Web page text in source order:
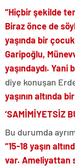
“Hiçbir şekilde
Biraz önce de
yaşında bir
Garipoğlu,
yaşındaydı.
diye konuşan
yaşının altında
‘SAMİMİYETSİZ
Bu durumda
“15-18 yaşın
var. Ameliyattan